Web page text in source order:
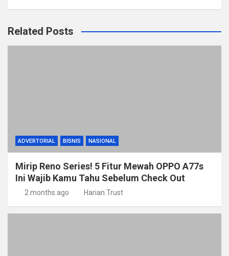
Related Posts
ADVERTORIAL BISNIS NASIONAL
Mirip Reno Series! 5 Fitur Mewah OPPO A77s
Ini Wajib Kamu Tahu Sebelum Check Out
2 months ago Harian Trust